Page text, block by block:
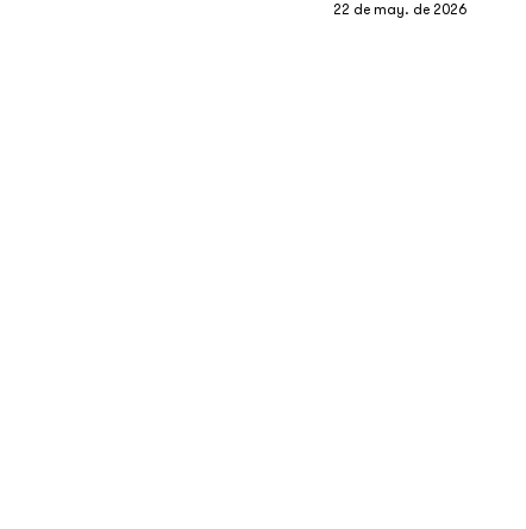
22 de may. de 2026